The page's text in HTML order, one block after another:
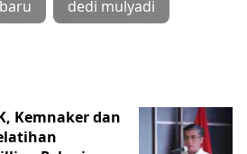
dedi mulyadi
Kemnaker dan